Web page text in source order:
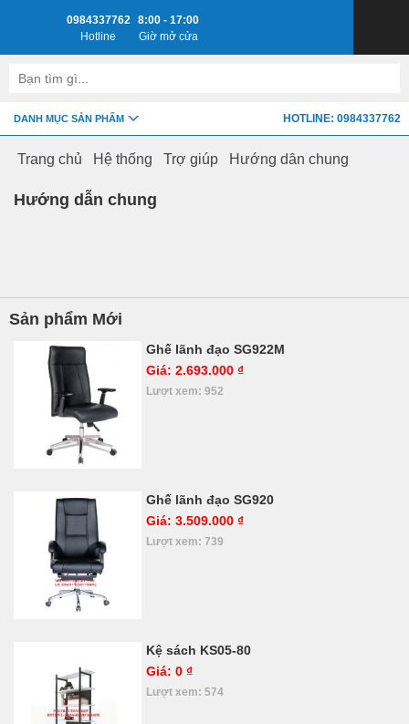
Trang chủ Hệ thống Trợ giúp Hướng dẫn chung
Hướng dẫn chung
Sản phẩm Mới
Ghế lãnh đạo SG922M
Giá: 2.693.000 ₫
Lượt xem: 952
Ghế lãnh đạo SG920
Giá: 3.509.000 ₫
Lượt xem: 739
Kệ sách KS05-80
Giá: 0 ₫
Lượt xem: 574
0984337762
Hotline
8:00 - 17:00
Giờ mở cửa
DANH MỤC SẢN PHẨM HOTLINE: 0984337762